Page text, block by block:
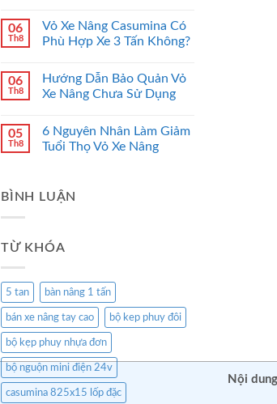
Nội
06
Th8
Vỏ Xe Nâng Casumina Có
Phù Hợp Xe 3 Tấn Không?
06
Th8
Hướng Dẫn Bảo Quản Vỏ
Xe Nâng Chưa Sử Dụng
05
Th8
6 Nguyên Nhân Làm Giảm
Tuổi Thọ Vỏ Xe Nâng
BÌNH LUẬN
TỪ KHÓA
5 tan bàn nâng 1 tấn
bán xe nâng tay cao bộ kep phuy đôi
bộ kẹp phuy nhựa đơn
bộ nguộn mini điện 24v
casumina 825x15 lốp đặc